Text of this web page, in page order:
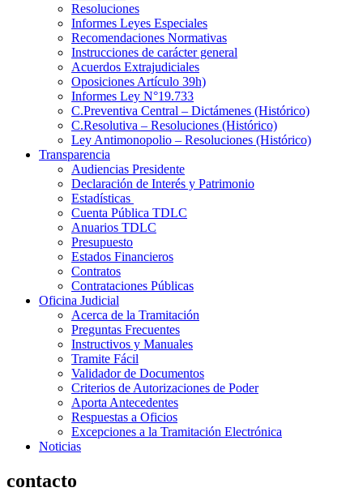
Resoluciones
Informes Leyes Especiales
Recomendaciones Normativas
Instrucciones de carácter general
Acuerdos Extrajudiciales
Oposiciones Artículo 39h)
Informes Ley N°19.733
C.Preventiva Central – Dictámenes (Histórico)
C.Resolutiva – Resoluciones (Histórico)
Ley Antimonopolio – Resoluciones (Histórico)
Transparencia
Audiencias Presidente
Declaración de Interés y Patrimonio
Estadísticas
Cuenta Pública TDLC
Anuarios TDLC
Presupuesto
Estados Financieros
Contratos
Contrataciones Públicas
Oficina Judicial
Acerca de la Tramitación
Preguntas Frecuentes
Instructivos y Manuales
Tramite Fácil
Validador de Documentos
Criterios de Autorizaciones de Poder
Aporta Antecedentes
Respuestas a Oficios
Excepciones a la Tramitación Electrónica
Noticias
contacto